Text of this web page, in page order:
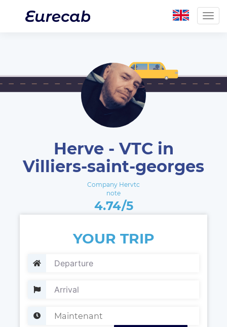
Herve - VTC in
Villiers-saint-georges
Company Hervtc
note
4.74/5
YOUR TRIP